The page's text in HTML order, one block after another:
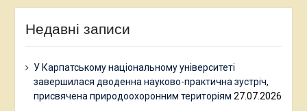
Недавні записи
У Карпатському національному університеті
завершилася дводенна науково-практична зустріч,
присвячена природоохоронним територіям 27.07.2026